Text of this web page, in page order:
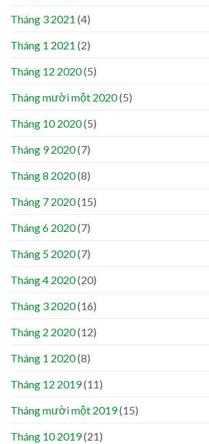
Tháng 3 2021 (4)
Tháng 1 2021 (2)
Tháng 12 2020(5)
Tháng mười một 2020(5)
Tháng 10 2020(5)
Tháng 9 2020(7)
Tháng 8 2020(8)
Tháng 7 2020(15)
Tháng 6 2020(7)
Tháng 5 2020(7)
Tháng 4 2020(20)
Tháng 3 2020(16)
Tháng 2 2020(12)
Tháng 1 2020(8)
Tháng 12 2019(11)
Tháng mười một 2019(15)
Tháng 10 2019(21)